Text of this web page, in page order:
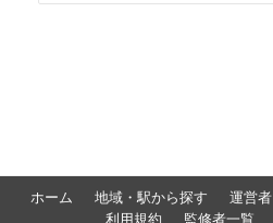
ホーム 地域・駅から探す 運営者
利用規約
監修者一覧